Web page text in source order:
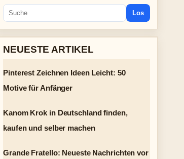
Los
NEUESTE ARTIKEL
Pinterest Zeichnen Ideen Leicht: 50
Motive für Anfänger
Kanom Krok in Deutschland finden,
kaufen und selber machen
Grande Fratello: Neueste Nachrichten vor